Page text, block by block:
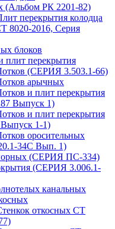
(Альбом РК 2201-82)
перекрытия колодца
2016, Серия
блоков
плит перекрытия
(СЕРИЯ 3.503.1-66)
арычных
и плит перекрытия
Выпуск 1)
и плит перекрытия
1-1)
оросительных
34С Вып. 1)
(СЕРИЯ ПС-334)
(СЕРИЯ 3.006.1-
канальных
откосных СТ